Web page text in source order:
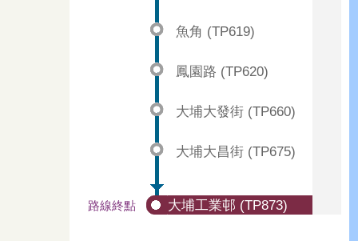
魚角 (TP619)
鳳園路 (TP620)
大埔大發街 (TP660)
大埔大昌街 (TP675)
路線終點 大埔工業邨 (TP873)